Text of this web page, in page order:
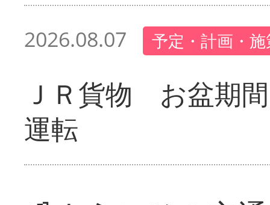
2026.08.07 予定・計画・
ＪＲ貨物 お盆期
運転